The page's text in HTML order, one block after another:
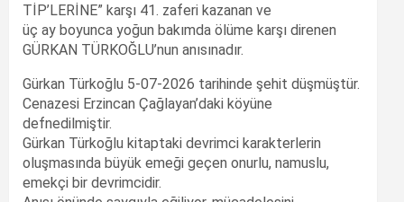
TİP’LERİNE” karşı 41. zaferi kazanan ve
üç ay boyunca yoğun bakımda ölüme karşı direnen
GÜRKAN TÜRKOĞLU’nun anısınadır.
Gürkan Türkoğlu 5-07-2026 tarihinde şehit düşmüştür.
Cenazesi Erzincan Çağlayan’daki köyüne
defnedilmiştir.
Gürkan Türkoğlu kitaptaki devrimci karakterlerin
oluşmasında büyük emeği geçen onurlu, namuslu,
emekçi bir devrimcidir.